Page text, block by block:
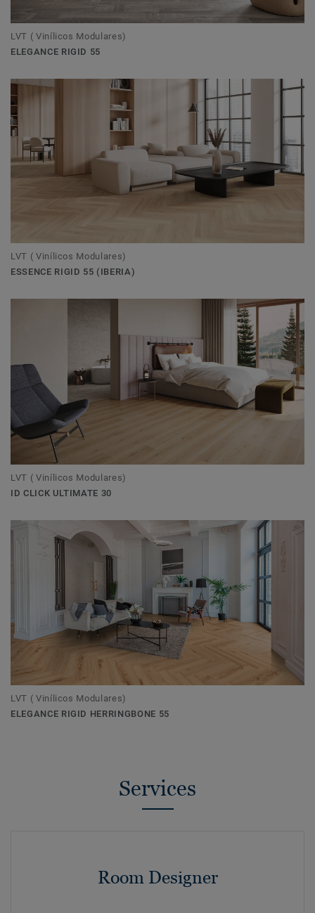
LVT ( Vinílicos Modulares)
ELEGANCE RIGID 55
LVT ( Vinílicos Modulares)
ESSENCE RIGID 55 (IBERIA)
LVT ( Vinílicos Modulares)
ID CLICK ULTIMATE 30
LVT ( Vinílicos Modulares)
ELEGANCE RIGID HERRINGBONE 55
Services
Room Designer